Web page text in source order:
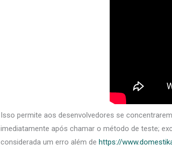
Isso permite aos desenvolvedores se
imediatamente após chamar o método de teste;
considerada um erro além dehttps://